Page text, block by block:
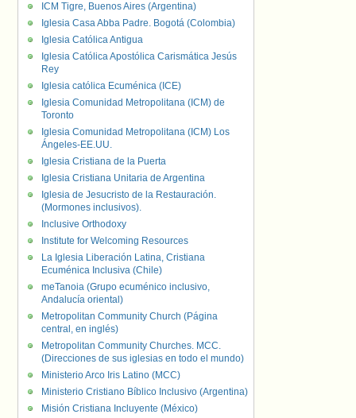
ICM Tigre, Buenos Aires (Argentina)
Iglesia Casa Abba Padre. Bogotá (Colombia)
Iglesia Católica Antigua
Iglesia Católica Apostólica Carismática Jesús
Rey
Iglesia católica Ecuménica (ICE)
Iglesia Comunidad Metropolitana (ICM) de
Toronto
Iglesia Comunidad Metropolitana (ICM) Los
Ángeles-EE.UU.
Iglesia Cristiana de la Puerta
Iglesia Cristiana Unitaria de Argentina
Iglesia de Jesucristo de la Restauración.
(Mormones inclusivos).
Inclusive Orthodoxy
Institute for Welcoming Resources
La Iglesia Liberación Latina, Cristiana
Ecuménica Inclusiva (Chile)
meTanoia (Grupo ecuménico inclusivo,
Andalucía oriental)
Metropolitan Community Church (Página
central, en inglés)
Metropolitan Community Churches. MCC.
(Direcciones de sus iglesias en todo el mundo)
Ministerio Arco Iris Latino (MCC)
Ministerio Cristiano Bíblico Inclusivo (Argentina)
Misión Cristiana Incluyente (México)